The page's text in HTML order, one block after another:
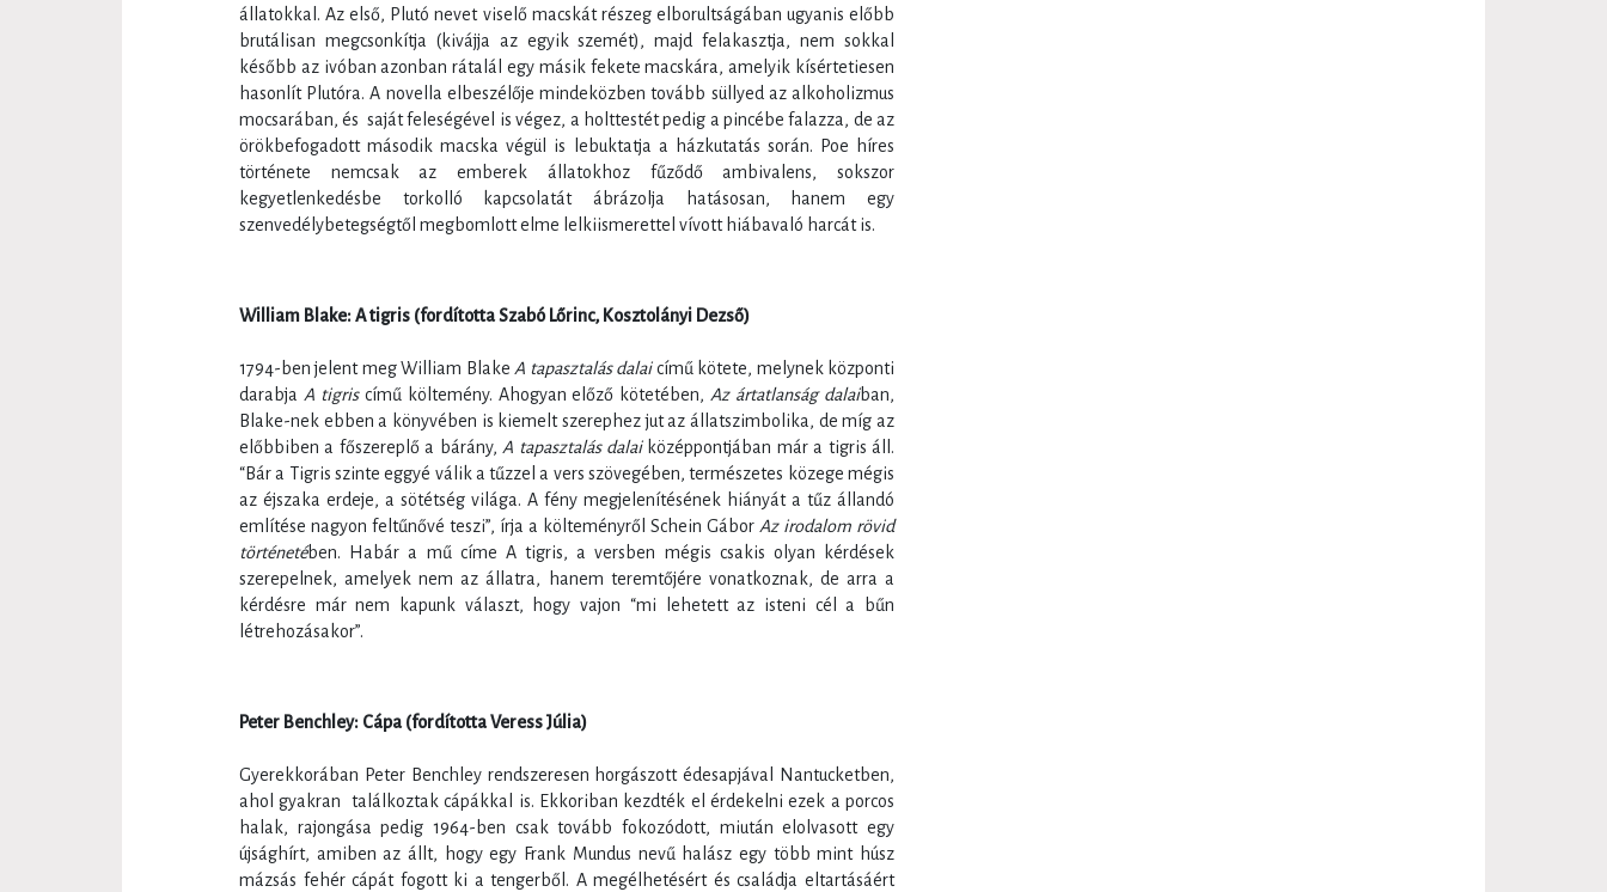
állatokkal. Az első, Plutó nevet viselő macskát részeg elborultságában ugyanis előbb
brutálisan megcsonkítja (kivájja az egyik szemét), majd felakasztja, nem sokkal
később az ivóban azonban rátalál egy másik fekete macskára, amelyik kísértetiesen
hasonlít Plutóra. A novella elbeszélője mindeközben tovább süllyed az alkoholizmus
mocsarában, és saját feleségével is végez, a holttestét pedig a pincébe falazza, de az
örökbefogadott második macska végül is lebuktatja a házkutatás során. Poe híres
története nemcsak az emberek állatokhoz fűződő ambivalens, sokszor
kegyetlenkedésbe torkolló kapcsolatát ábrázolja hatásosan, hanem egy
szenvedélybetegségtől megbomlott elme lelkiismerettel vívott hiábavaló harcát is.
William Blake: A tigris (fordította Szabó Lőrinc, Kosztolányi Dezső)
1794-ben jelent meg William BlakeA tapasztalás dalaicímű kötete, melynek központi
darabja A tigriscímű költemény. Ahogyan előző kötetében,Az ártatlanság dalaiban,
Blake-nek ebben a könyvében is kiemelt szerephez jut az állatszimbolika, de míg az
előbbiben a főszereplő a bárány,A tapasztalás dalaiközéppontjában már a tigris áll.
“Bár a Tigris szinte eggyé válik a tűzzel a vers szövegében, természetes közege mégis
az éjszaka erdeje, a sötétség világa. A fény megjelenítésének hiányát a tűz állandó
említése nagyon feltűnővé teszi”, írja a költeményről Schein Gábor Az irodalom rövid
történetében. Habár a mű címe A tigris, a versben mégis csakis olyan kérdések
szerepelnek, amelyek nem az állatra, hanem teremtőjére vonatkoznak, de arra a
kérdésre már nem kapunk választ, hogy vajon “mi lehetett az isteni cél a bűn
létrehozásakor”.
Peter Benchley: Cápa (fordította Veress Júlia)
Gyerekkorában Peter Benchley rendszeresen horgászott édesapjával Nantucketben,
ahol gyakran találkoztak cápákkal is. Ekkoriban kezdték el érdekelni ezek a porcos
halak, rajongása pedig 1964-ben csak tovább fokozódott, miután elolvasott egy
újsághírt, amiben az állt, hogy egy Frank Mundus nevű halász egy több mint húsz
mázsás fehér cápát fogott ki a tengerből. A megélhetésért és családja eltartásáért